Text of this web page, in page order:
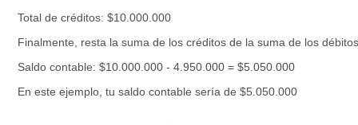
Total de créditos: $10.000.000
Finalmente, resta la suma de los créditos de la suma de los
Saldo contable: $10.000.000 - 4.950.000 = $5.050.000
En este ejemplo, tu saldo contable sería de $5.050.000